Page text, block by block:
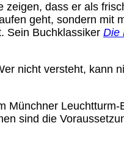
dass er als
geht, sondern mit
Sein Buchklassiker Die
nicht versteht, kann
Münchner
sind die